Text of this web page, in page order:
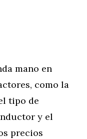
mano en
como la
tipo de
y el
precios